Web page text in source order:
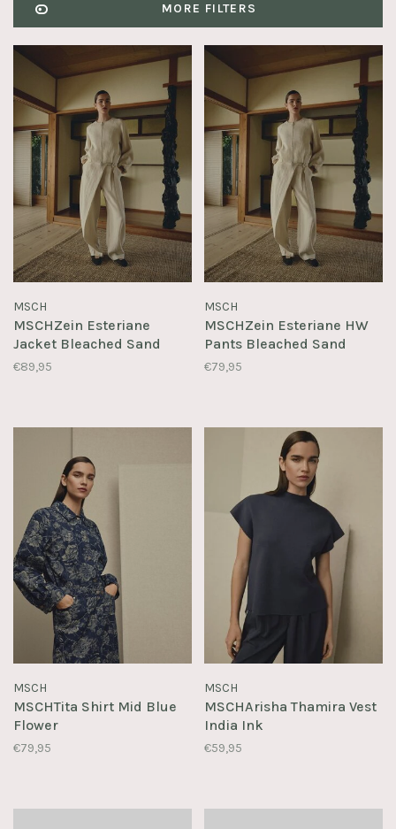
MORE FILTERS
MSCH
MSCHZein Esteriane
Jacket Bleached Sand
€89,95
MSCH
MSCHZein Esteriane HW
Pants Bleached Sand
€79,95
MSCH
MSCHTita Shirt Mid Blue
Flower
€79,95
MSCH
MSCHArisha Thamira Vest
India Ink
€59,95